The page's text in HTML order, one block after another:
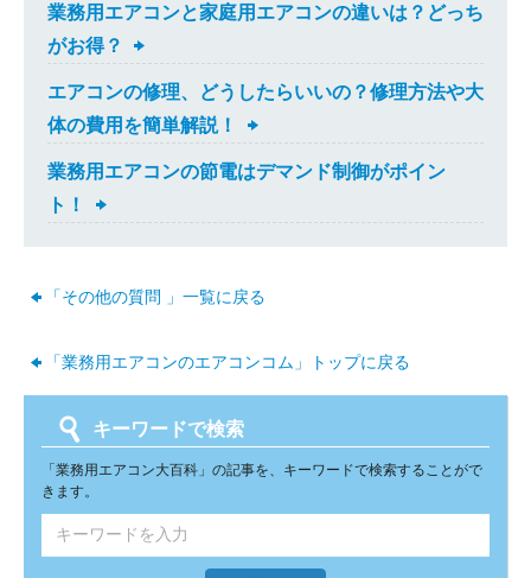
業務用エアコンと家庭用エアコンの違いは？どっち
がお得？
エアコンの修理、どうしたらいいの？修理方法や大
体の費用を簡単解説！
業務用エアコンの節電はデマンド制御がポイン
ト！
「その他の質問 」一覧に戻る
「業務用エアコンのエアコンコム」トップに戻る
キーワードで検索
「業務用エアコン大百科」の記事を、キーワードで検索することがで
きます。